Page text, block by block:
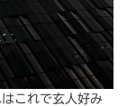
これで玄人好み